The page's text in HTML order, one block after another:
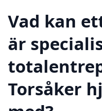
Vad kan
är
Torsåker